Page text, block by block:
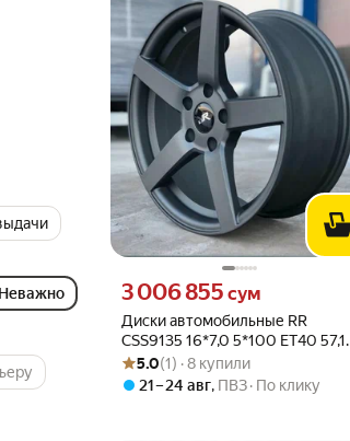
Неважно
Диски автомобильные RR
CSS9135 16*7,0 5*100 ET40 57,1
MK/M
Цена 3006855 сум вместо
3 006 855 сум
Рейтинг товара: 5.0 из 5
Оценок: (1) · 8 купили
5.0(1) · 8 купили
21 – 24 авг, ПВЗ По клику